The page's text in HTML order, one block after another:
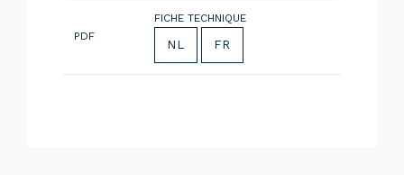
PDF
FICHE TECHNIQUE
NL FR